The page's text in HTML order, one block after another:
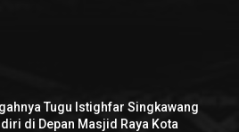
Tugu Istighfar Singkawang
di Depan Masjid Raya Kota